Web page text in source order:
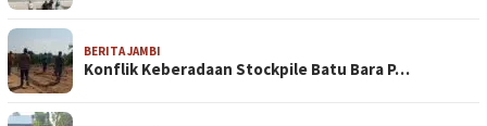
BERITA JAMBI
Konflik Keberadaan Stockpile Batu Bara P…